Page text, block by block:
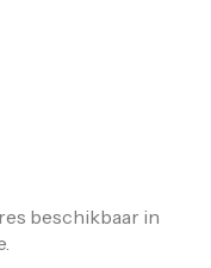
beschikbaar in